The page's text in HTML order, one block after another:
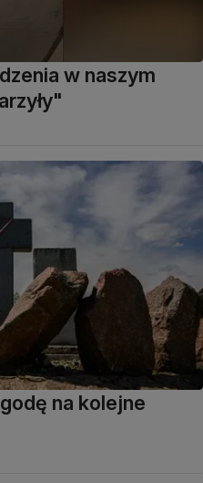
w naszym
na kolejne